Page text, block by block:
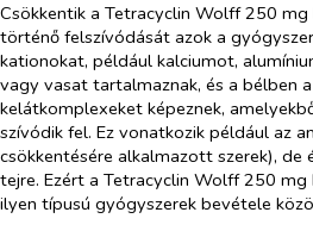
Csökkentik a Tetracyclin Wolff 250
történő felszívódását azok a
kationokat, például kalciumot,
vagy vasat tartalmaznak, és a bélben
kelátkomplexeket képeznek,
szívódik fel. Ez vonatkozik például az
csökkentésére alkalmazott szerek), de
tejre. Ezért a Tetracyclin Wolff 250 mg
ilyen típusú gyógyszerek bevétele